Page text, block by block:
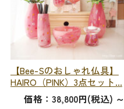
【Bee-Sのおしゃれ仏具】
HAIRO（PINK）3点セット...
価格：38,800円(税込) ～